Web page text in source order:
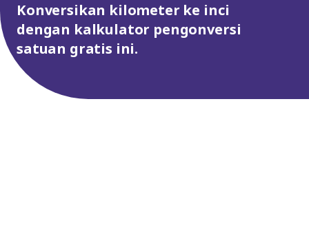
Konversikan kilometer ke inci
dengan kalkulator pengonversi
satuan gratis ini.